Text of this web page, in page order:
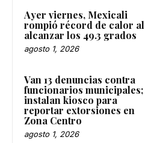
Ayer viernes, Mexicali
rompió récord de calor al
alcanzar los 49.3 grados
agosto 1, 2026
Van 13 denuncias contra
funcionarios municipales;
instalan kiosco para
reportar extorsiones en
Zona Centro
agosto 1, 2026